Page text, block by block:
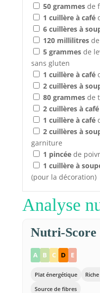
50 grammesde
1 cuillère à café
6 cuillères à
120 millilitresde
5 grammesde
sans gluten
1 cuillère à café
2 cuillères à
80 grammesde
2 cuillères à café
1 cuillère à café
2 cuillères à
garniture
1 pincéede
1 cuillère à
(pour la décoration)
Analyse
Nutri-Score
A B C D E
Plat énergétique
Source de fibres